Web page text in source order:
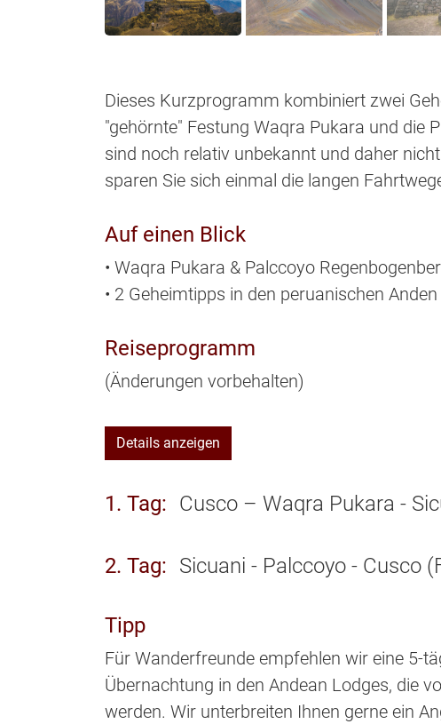
Dieses Kurzprogramm kombiniert zwei
"gehörnte" Festung Waqra Pukara und die
sind noch relativ unbekannt und daher
sparen Sie sich einmal die langen
Auf einen Blick
• Waqra Pukara & Palccoyo
• 2 Geheimtipps in den peruanischen Anden
Reiseprogramm
(Änderungen vorbehalten)
Details anzeigen
1. Tag Cusco – Waqra Pukara -
2. Tag Sicuani - Palccoyo - Cusco
Tipp
Für Wanderfreunde empfehlen wir eine 5-
Übernachtung in den Andean Lodges, die
werden. Wir unterbreiten Ihnen gerne ein